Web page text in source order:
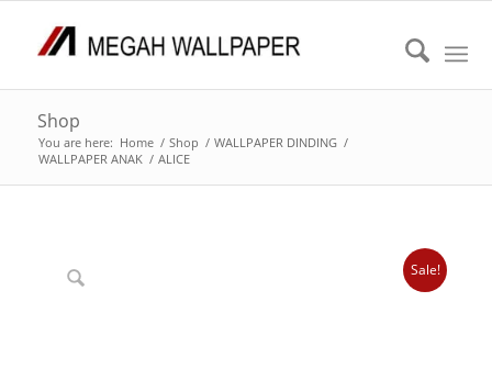
Shop
You are here: Home / Shop / WALLPAPER DINDING /
WALLPAPER ANAK / ALICE
Sale!